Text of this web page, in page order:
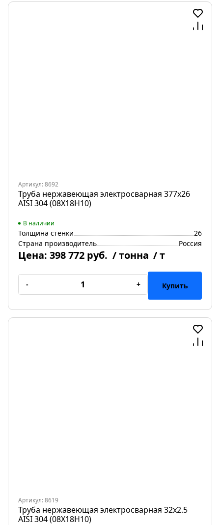
Артикул: 8692
Труба нержавеющая электросварная 377х26
AISI 304 (08Х18Н10)
В наличии
Толщина стенки
26
Страна производитель
Россия
Цена: 398 772 руб. / тонна / т
- + Купить
Артикул: 8619
Труба нержавеющая электросварная 32х2.5
AISI 304 (08Х18Н10)